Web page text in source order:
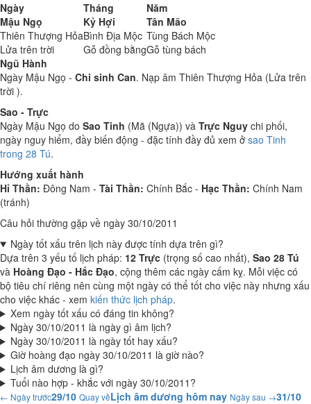
Ngày
Tháng
Năm
Mậu Ngọ
Kỷ Hợi
Tân Mão
Thiên Thượng HỏaBình Địa Mộc Tùng Bách Mộc
Lửa trên trời
Gỗ đồng bằngGỗ tùng bách
Ngũ Hành
Ngày Mậu Ngọ - Chi sinh Can. Nạp âm Thiên Thượng Hỏa (Lửa trên
trời ).
Sao - Trực
Ngày Mậu Ngọ do Sao Tinh (Mã (Ngựa)) và Trực Nguy chi phối,
ngày nguy hiểm, đầy biến động - đặc tính đầy đủ xem ở sao Tinh
trong 28 Tú.
Hướng xuất hành
Hỉ Thần: Đông Nam - Tài Thần: Chính Bắc - Hạc Thần: Chính Nam
(tránh)
Câu hỏi thường gặp về ngày 30/10/2011
Ngày tốt xấu trên lịch này được tính dựa trên gì?
Dựa trên 3 yếu tố lịch pháp: 12 Trực (trọng số cao nhất), Sao 28 Tú
và Hoàng Đạo - Hắc Đạo, cộng thêm các ngày cấm kỵ. Mỗi việc có
bộ tiêu chí riêng nên cùng một ngày có thể tốt cho việc này nhưng xấu
cho việc khác - xem kiến thức lịch pháp.
Xem ngày tốt xấu có đáng tin không?
Ngày 30/10/2011 là ngày gì âm lịch?
Ngày 30/10/2011 là ngày tốt hay xấu?
Giờ hoàng đạo ngày 30/10/2011 là giờ nào?
Lịch âm dương là gì?
Tuổi nào hợp - khắc với ngày 30/10/2011?
← Ngày trước29/10 Quay vềLịch âm dương hôm nay Ngày sau →31/10